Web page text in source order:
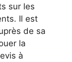
sur les
Il est
de sa
la
à